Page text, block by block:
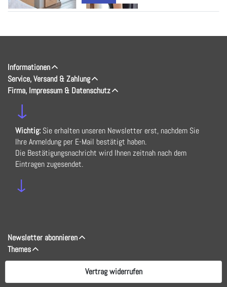
Informationen
Service, Versand & Zahlung
Firma, Impressum & Datenschutz
↓
Wichtig: Sie erhalten unseren Newsletter erst, nachdem Sie
Ihre Anmeldung per E-Mail bestätigt haben.
Die Bestätigungsnachricht wird Ihnen zeitnah nach dem
Eintragen zugesendet.
↓
Newsletter abonnieren
Themes
Vertrag widerrufen